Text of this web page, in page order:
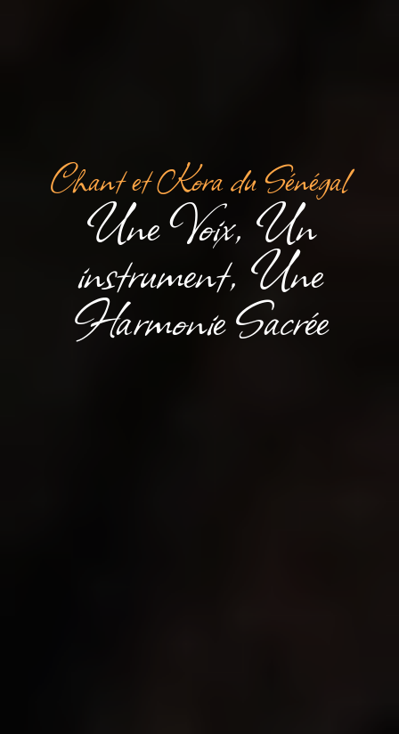
Chant et Kora du Sénégal
Une Voix, Un
instrument, Une
Harmonie Sacrée